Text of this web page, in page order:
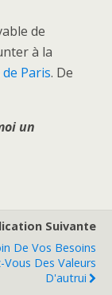
de
à la
Paris. De
un
Suivante
De Vos Besoins
Vous Des Valeurs
D'autrui